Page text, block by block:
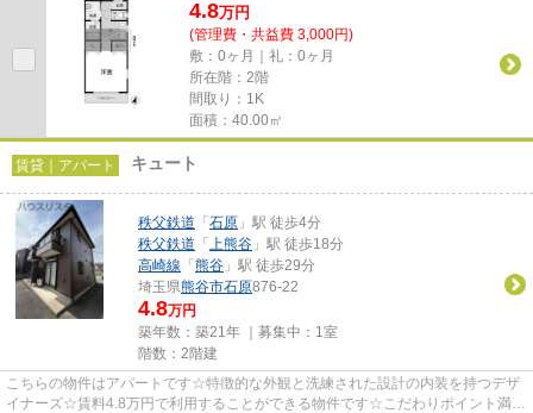
4.8万円
(管理費・共益費 3,000円)
敷：0ヶ月｜礼：0ヶ月
所在階：2階
間取り：1K
面積：40.00㎡
賃貸｜アパート キュート
秩父鉄道 「 石原 」駅 徒歩4分
秩父鉄道 「 上熊谷 」駅 徒歩18分
高崎線 「 熊谷 」駅 徒歩29分
埼玉県熊谷市石原876-22
4.8万円
築年数：築21年 ｜募集中： 1室
階数：2階建
こちらの物件はアパートです☆特徴的な外観と洗練された設計の内装を持つデザ
イナーズ☆賃料4.8万円で利用することができる物件です☆こだわりポイント満載